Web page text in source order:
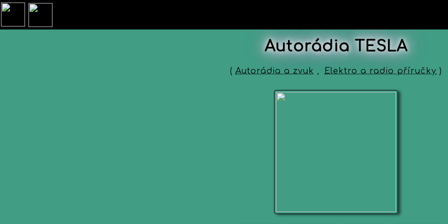
Autorádia TESLA
( Autorádia a zvuk , Elektro a radio příručky )